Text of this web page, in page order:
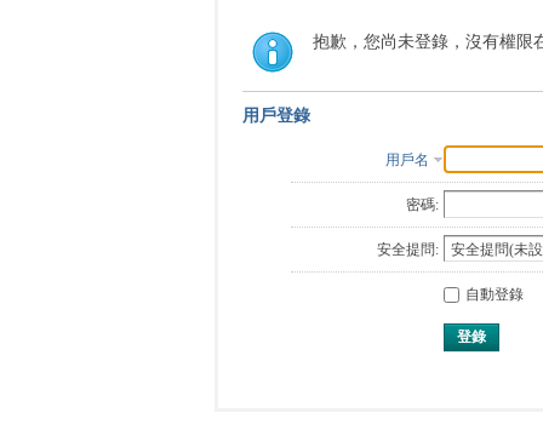
抱歉，您尚未登錄，沒有權限
用戶登錄
用戶名
密碼:
安全提問:
自動登錄
登錄